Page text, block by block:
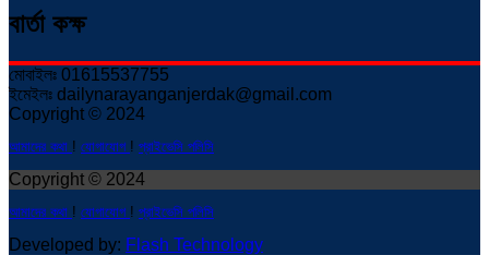
বার্তা কক্ষ
মোবাইলঃ 01615537755
ইমেইলঃ dailynarayanganjerdak@gmail.com
Copyright © 2024
আমাদের কথা ! যোগাযোগ ! প্রাইভেসি পলিসি
Copyright © 2024
আমাদের কথা ! যোগাযোগ ! প্রাইভেসি পলিসি
Developed by: Flash Technology